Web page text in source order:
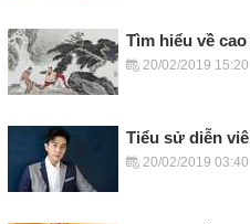
Tìm hiểu về
20/02/2019 15:20
Tiểu sử diễn
20/02/2019 03:40